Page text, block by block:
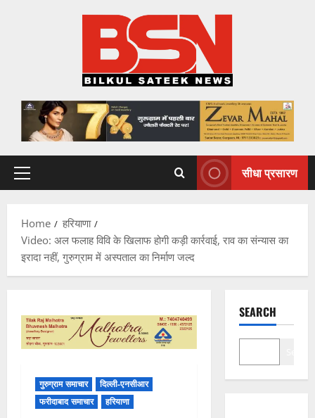
Primary
सीधा प्रसारण
Home
हरियाणा
Video: अल फलाह विवि के खिलाफ होगी कड़ी कार्रवाई, राव का संन्यास का
इरादा नहीं, गुरुग्राम में अस्पताल का निर्माण जल्द
गुरुग्राम समाचार
दिल्ली-एनसीआर
फरीदाबाद समाचार
हरियाणा
SEARCH